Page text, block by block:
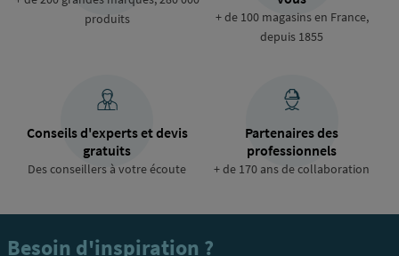
produits
+ de 100 magasins en France,
depuis 1855
Conseils d'experts et devis
gratuits
Des conseillers à votre écoute
Partenaires des
professionnels
+ de 170 ans de collaboration
Besoin d'inspiration ?